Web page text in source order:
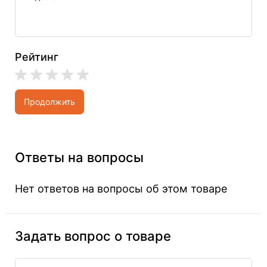
Рейтинг
Продолжить
Ответы на вопросы
Нет ответов на вопросы об этом товаре
Задать вопрос о товаре